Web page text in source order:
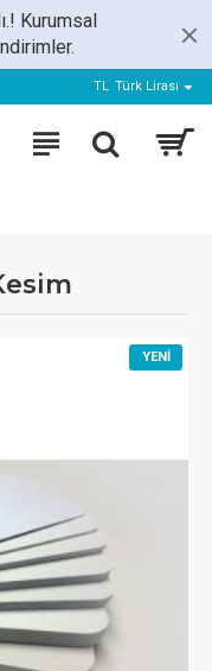
Kurumsal
TL Türk Lirası
YENI